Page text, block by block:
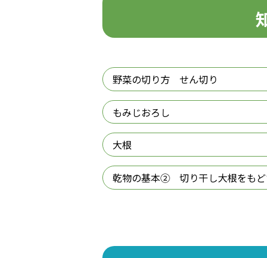
野菜の切り方 せん切り
もみじおろし
大根
乾物の基本② 切り干し大根をも